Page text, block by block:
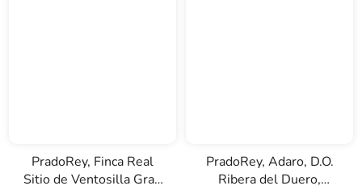
PradoRey, Finca Real
Sitio de Ventosilla Gran
PradoRey, Adaro, D.O.
Ribera del Duero,